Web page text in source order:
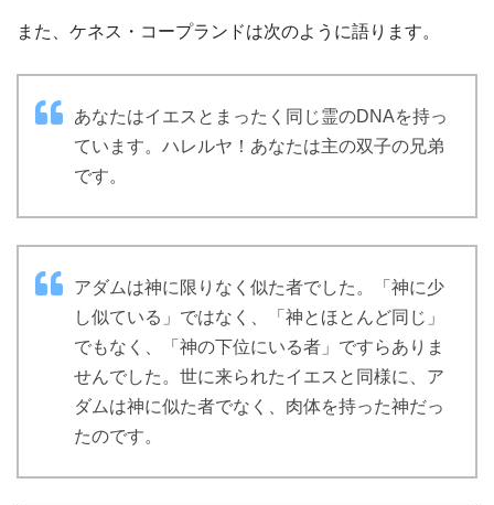
また、ケネス・コープランドは次のように語ります。
あなたはイエスとまったく同じ霊のDNAを持っ
ています。ハレルヤ！あなたは主の双子の兄弟
です。
アダムは神に限りなく似た者でした。「神に少
し似ている」ではなく、「神とほとんど同じ」
でもなく、「神の下位にいる者」ですらありま
せんでした。世に来られたイエスと同様に、ア
ダムは神に似た者でなく、肉体を持った神だっ
たのです。